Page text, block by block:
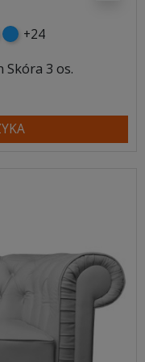
niebieski
+24
Skóra 3 os.